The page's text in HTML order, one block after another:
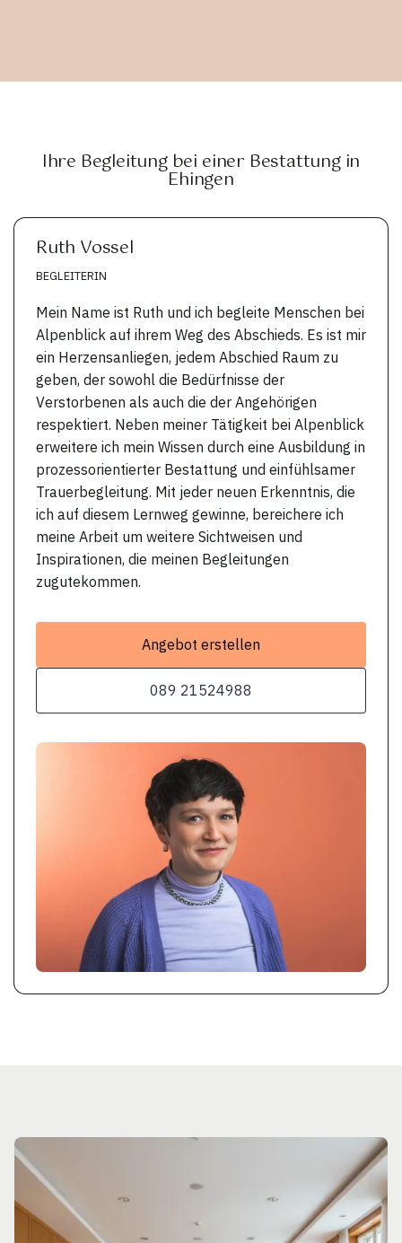
Ihre Begleitung bei einer Bestattung in
Ehingen
Ruth Vossel
BEGLEITERIN
Mein Name ist Ruth und ich begleite Menschen bei
Alpenblick auf ihrem Weg des Abschieds. Es ist mir
ein Herzensanliegen, jedem Abschied Raum zu
geben, der sowohl die Bedürfnisse der
Verstorbenen als auch die der Angehörigen
respektiert. Neben meiner Tätigkeit bei Alpenblick
erweitere ich mein Wissen durch eine Ausbildung in
prozessorientierter Bestattung und einfühlsamer
Trauerbegleitung. Mit jeder neuen Erkenntnis, die
ich auf diesem Lernweg gewinne, bereichere ich
meine Arbeit um weitere Sichtweisen und
Inspirationen, die meinen Begleitungen
zugutekommen.
Angebot erstellen
089 21524988